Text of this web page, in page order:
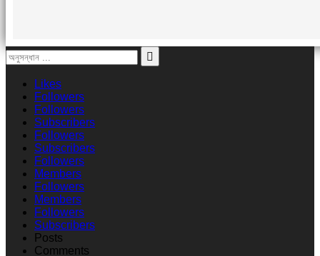
Likes
Followers
Followers
Subscribers
Followers
Subscribers
Followers
Members
Followers
Members
Followers
Subscribers
Posts
Comments